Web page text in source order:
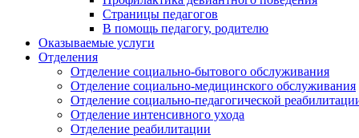
Страницы педагогов
В помощь педагогу, родителю
Оказываемые услуги
Отделения
Отделение социально-бытового обслуживания
Отделение социально-медицинского обслуживания
Отделение социально-педагогической
Отделение интенсивного ухода
Отделение реабилитации